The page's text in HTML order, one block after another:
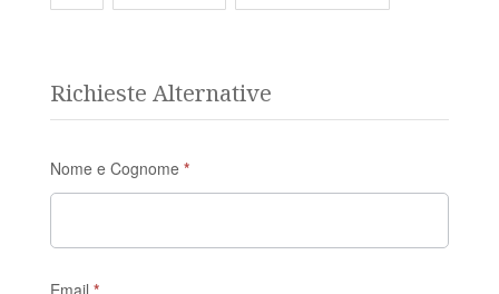
Richieste Alternative
Modulo
Richieste
Nome e Cognome *
Email *